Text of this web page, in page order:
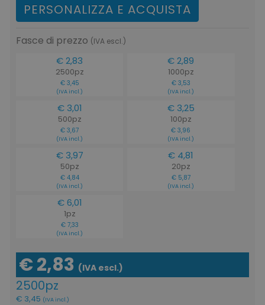
PERSONALIZZA E ACQUISTA
Fasce di prezzo (IVA escl.)
€ 2,83
2500pz
€ 3,45
(IVA incl.)
€ 2,89
1000pz
€ 3,53
(IVA incl.)
€ 3,01
500pz
€ 3,67
(IVA incl.)
€ 3,25
100pz
€ 3,96
(IVA incl.)
€ 3,97
50pz
€ 4,84
(IVA incl.)
€ 4,81
20pz
€ 5,87
(IVA incl.)
€ 6,01
1pz
€ 7,33
(IVA incl.)
€ 2,83 (IVA escl.)
2500pz
€ 3,45 (IVA incl.)